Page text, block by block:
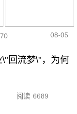
08-05
回流梦\"，为何
阅读 6689